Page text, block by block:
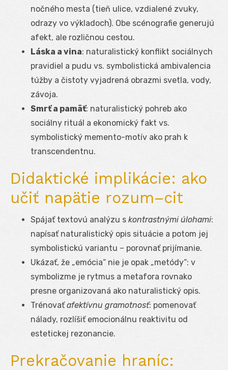
nočného mesta (tieň ulice, vzdialené zvuky,
odrazy vo výkladoch). Obe scénografie generujú
afekt, ale rozličnou cestou.
Láska a vina: naturalistický konflikt sociálnych
pravidiel a pudu vs. symbolistická ambivalencia
túžby a čistoty vyjadrená obrazmi svetla, vody,
závoja.
Smrť a pamäť: naturalistický pohreb ako
sociálny rituál a ekonomický fakt vs.
symbolistický memento-motív ako prah k
transcendentnu.
Didaktické implikácie: ako
učiť napätie rozum–cit
Spájať textovú analýzu s kontrastnými úlohami:
napísať naturalistický opis situácie a potom jej
symbolistickú variantu – porovnať prijímanie.
Ukázať, že „emócia“ nie je opak „metódy“: v
symbolizme je rytmus a metafora rovnako
presne organizovaná ako naturalistický opis.
Trénovaťafektívnu gramotnosť: pomenovať
nálady, rozlíšiť emocionálnu reaktivitu od
estetickej rezonancie.
Prekračovanie hraníc: